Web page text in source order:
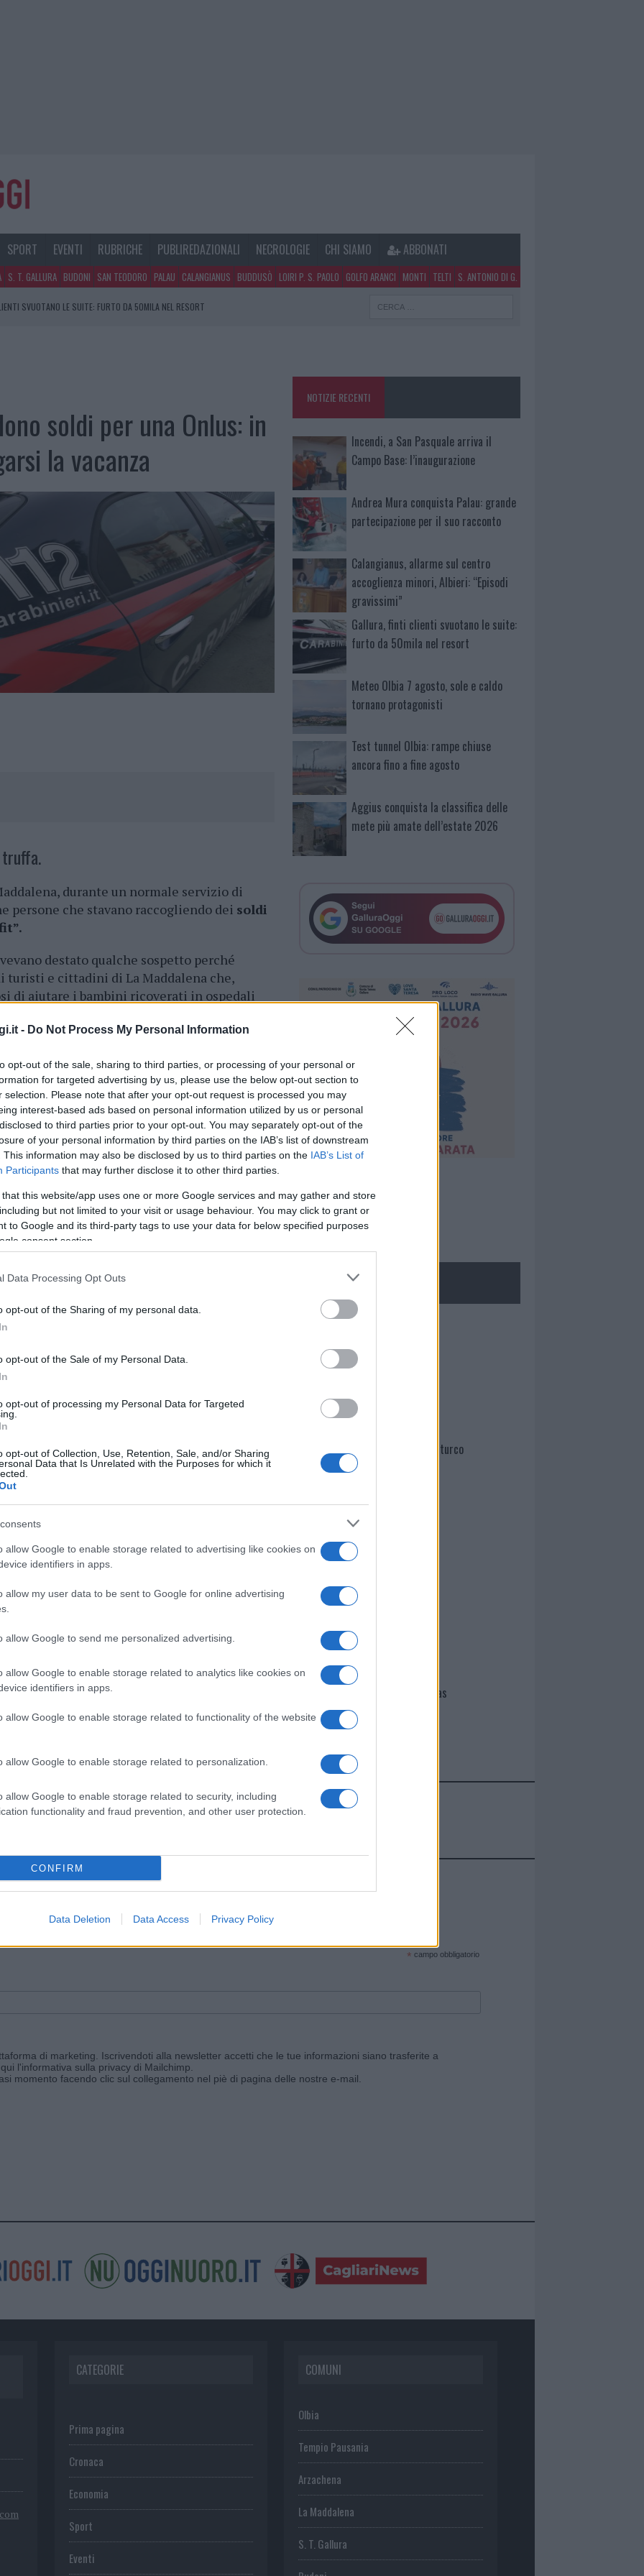
- Do Not Process My Personal Information
opt-out of the sale, sharing to third parties, or processing of your personal or
for targeted advertising by us, please use the below opt-out section to
selection. Please note that after your opt-out request is processed you may
interest-based ads based on personal information utilized by us or personal
to third parties prior to your opt-out. You may separately opt-out of the
of your personal information by third parties on the IAB’s list of downstream
This information may also be disclosed by us to third parties on the IAB’s List of
Participants that may further disclose it to other third parties.
that this website/app uses one or more Google services and may gather and store
but not limited to your visit or usage behaviour. You may click to grant or
to Google and its third-party tags to use your data for below specified purposes
consent section.
Data Processing Opt Outs
opt-out of the Sharing of my personal data.
opt-out of the Sale of my Personal Data.
opt-out of processing my Personal Data for Targeted
opt-out of Collection, Use, Retention, Sale, and/or Sharing
Data that Is Unrelated with the Purposes for which it
allow Google to enable storage related to advertising like cookies on
identifiers in apps.
allow my user data to be sent to Google for online advertising
allow Google to send me personalized advertising.
allow Google to enable storage related to analytics like cookies on
identifiers in apps.
allow Google to enable storage related to functionality of the website
allow Google to enable storage related to personalization.
allow Google to enable storage related to security, including
functionality and fraud prevention, and other user protection.
CONFIRM
Data Deletion Data Access Privacy Policy
SPORT EVENTI RUBRICHE PUBLIREDAZIONALI NECROLOGIE CHI SIAMO ABBONATI
S. T. GALLURA BUDONI SAN TEODORO PALAU CALANGIANUS BUDDUSÒ LOIRI P. S. PAOLO GOLFO ARANCI MONTI TELTI S. ANTONIO DI G.
SVUOTANO LE SUITE: FURTO DA 50MILA NEL RESORT
PARTECIPAZIONE PER IL SUO RACCONTO
soldi per una Onlus: in
la vacanza
durante un normale servizio di
persone che stavano raccogliendo dei soldi
destato qualche sospetto perché
turisti e cittadini di La Maddalena che,
di aiutare i bambini ricoverati in ospedali
soldi all’
dell’avvenuta donazione.
i soggetti, hannodenunciato a piede libero
di 42, 36 e 32 anni, perché responsabili di
accertato che il ricavato della raccolta di
a una“Onlus” che si occupa di
negli ospedali attraverso la
è emerso che, dopo avere ricevuto il denaro,
ricevuta e non stavano registrando
del denaro ricevuto, salvo però asserire di
tutte le spese relative al viaggio, alla
a La Maddalena, probabilmente non
I tre sono stati denunciati alla Procura
per truffa, avendo sfruttato la solidarietà
guadagno personale. La perquisizione ha
numerosi
versati su libretto di deposito
cliccando qui
nella sezione Login
dal menù del sito o
Prossimo articolo
NOTIZIE RECENTI
Incendi, a San Pasquale arriva il
Campo Base: l’inaugurazione
Andrea Mura conquista Palau: grande
partecipazione per il suo racconto
Calangianus, allarme sul centro
accoglienza minori, Albieri: “Episodi
gravissimi”
Gallura, finti clienti svuotano le suite:
furto da 50mila nel resort
Meteo Olbia 7 agosto, sole e caldo
tornano protagonisti
Test tunnel Olbia: rampe chiuse
ancora fino a fine agosto
Aggius conquista la classifica delle
mete più amate dell’estate 2026
NECROLOGIE
Martina Agostina Diturco
I nostri cari
I nostri cari
Giovannimaria Cabras
Invia un Comunicato Stampa|Pubblicità|Segnala
e ricevi le nostre email periodiche contenenti le ultime notizie pubblicate sul sito web!
* campo obbligatorio
di marketing. Iscrivendoti alla newsletter accetti che le tue informazioni siano trasferite a
l'informativa sulla privacy di Mailchimp
momento facendo clic sul collegamento nel piè di pagina delle nostre e-mail.
CATEGORIE
Prima pagina
Cronaca
Economia
Sport
Eventi
COMUNI
Olbia
Tempio Pausania
Arzachena
La Maddalena
S. T. Gallura